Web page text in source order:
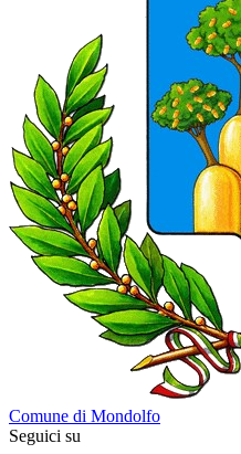
Comune di Mondolfo
Seguici su